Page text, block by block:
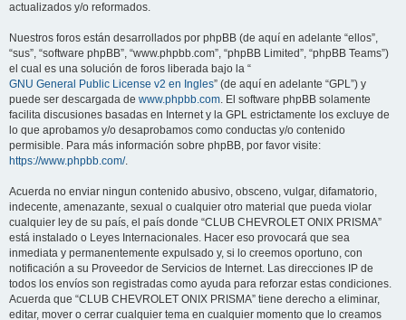
actualizados y/o reformados.
Nuestros foros están desarrollados por phpBB (de aquí en adelante “ellos”,
“sus”, “software phpBB”, “www.phpbb.com”, “phpBB Limited”, “phpBB Teams”)
el cual es una solución de foros liberada bajo la “
GNU General Public License v2 en Ingles” (de aquí en adelante “GPL”) y
puede ser descargada de www.phpbb.com. El software phpBB solamente
facilita discusiones basadas en Internet y la GPL estrictamente los excluye de
lo que aprobamos y/o desaprobamos como conductas y/o contenido
permisible. Para más información sobre phpBB, por favor visite:
https://www.phpbb.com/.
Acuerda no enviar ningun contenido abusivo, obsceno, vulgar, difamatorio,
indecente, amenazante, sexual o cualquier otro material que pueda violar
cualquier ley de su país, el país donde “CLUB CHEVROLET ONIX PRISMA”
está instalado o Leyes Internacionales. Hacer eso provocará que sea
inmediata y permanentemente expulsado y, si lo creemos oportuno, con
notificación a su Proveedor de Servicios de Internet. Las direcciones IP de
todos los envíos son registradas como ayuda para reforzar estas condiciones.
Acuerda que “CLUB CHEVROLET ONIX PRISMA” tiene derecho a eliminar,
editar, mover o cerrar cualquier tema en cualquier momento que lo creamos